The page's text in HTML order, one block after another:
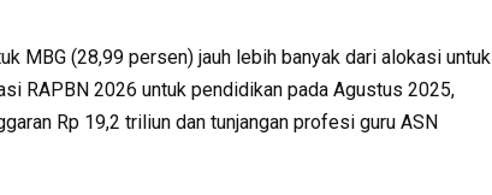
MBG (28,99 persen) jauh lebih banyak dari alokasi untuk
RAPBN 2026 untuk pendidikan pada Agustus 2025,
Rp 19,2 triliun dan tunjangan profesi guru ASN